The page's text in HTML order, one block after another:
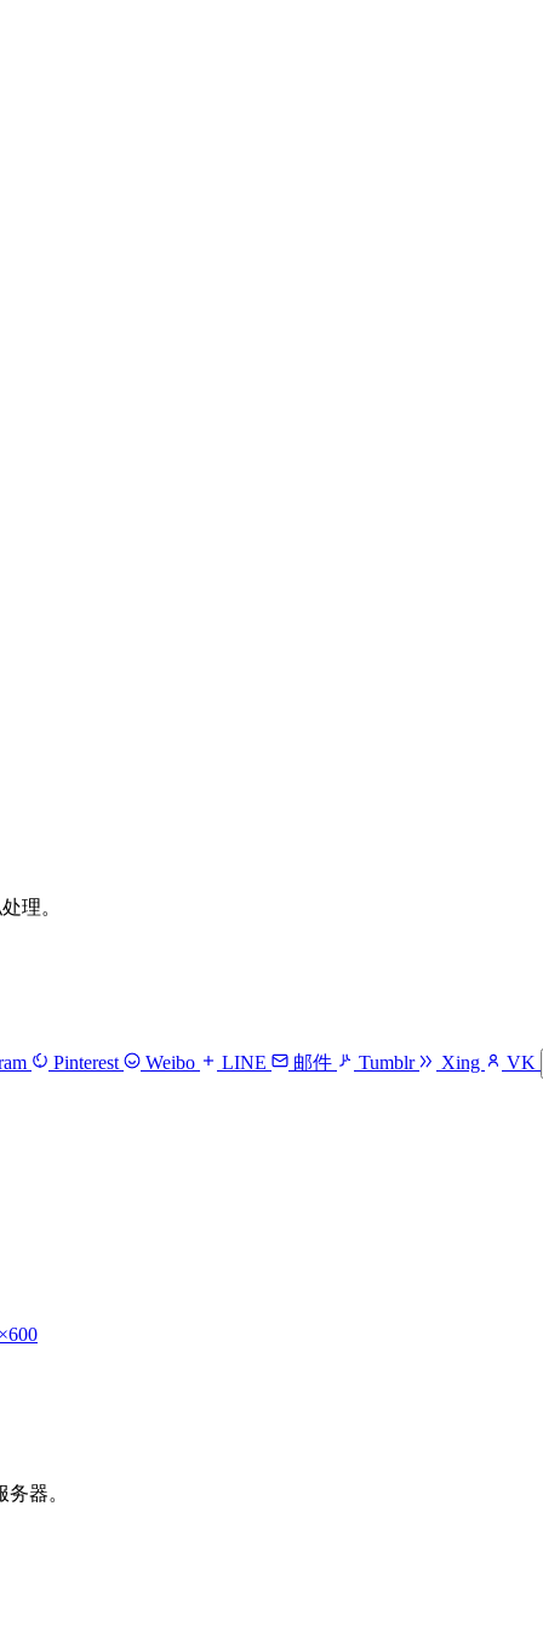
理。
Pinterest Weibo LINE 邮件 Tumblr Xing VK
器。